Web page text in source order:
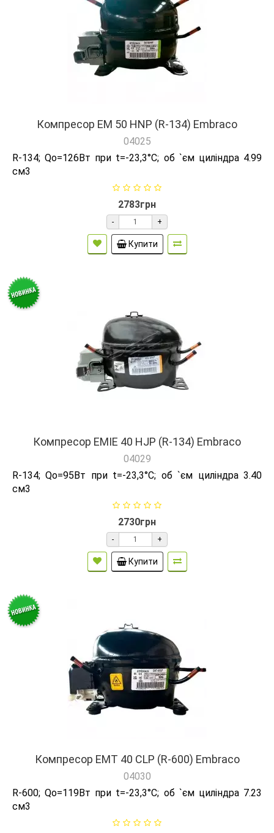
Компресор EM 50 HNP (R-134) Embraco
04025
R-134; Qо=126Вт при t=-23,3°C; об `єм циліндра 4.99
см3
2783грн
- +
Купити
Компресор EMIE 40 HJP (R-134) Embraco
04029
R-134; Qо=95Вт при t=-23,3°C; об `єм циліндра 3.40
см3
2730грн
- +
Купити
Компресор EMT 40 CLP (R-600) Embraco
04030
R-600; Qо=119Вт при t=-23,3°C; об `єм циліндра 7.23
см3